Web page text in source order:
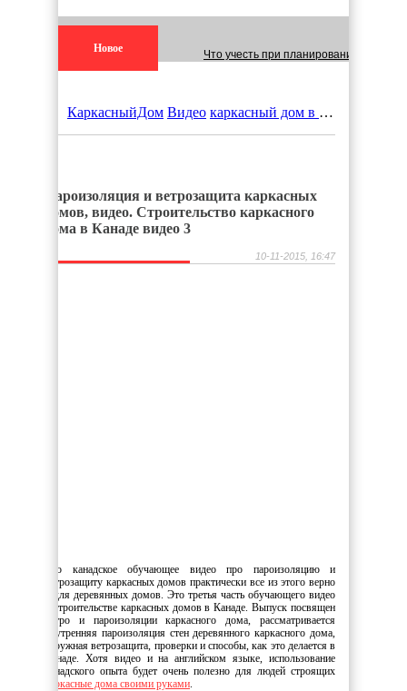
Новое
Что учесть при планировании
Быстровозводимые здания из
КаркасныйДом Видео каркасный дом в Канаде видео уроки
Пароизоляция и ветрозащита каркасных
домов, видео. Строительство каркасного
дома в Канаде видео 3
10-11-2015, 16:47
Это канадское обучающее видео про пароизоляцию и
ветрозащиту каркасных домов практически все из этого верно
и для деревянных домов. Это третья часть обучающего видео
о строительстве каркасных домов в Канаде. Выпуск посвящен
ветро и пароизоляции каркасного дома, рассматривается
внутренняя пароизоляция стен деревянного каркасного дома,
наружная ветрозащита, проверки и способы, как это делается в
Канаде. Хотя видео и на английском языке, использование
канадского опыта будет очень полезно для людей строящих
каркасные дома своими руками